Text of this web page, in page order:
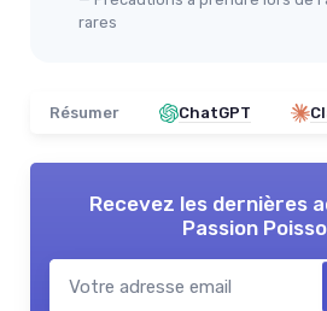
Voir l'offre
rares
Résumer ChatGPT
Recevez les dernières
Passion